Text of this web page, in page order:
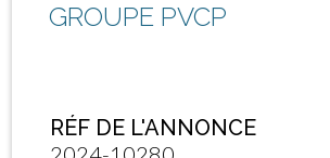
GROUPE PVCP
RÉF DE L'ANNONCE